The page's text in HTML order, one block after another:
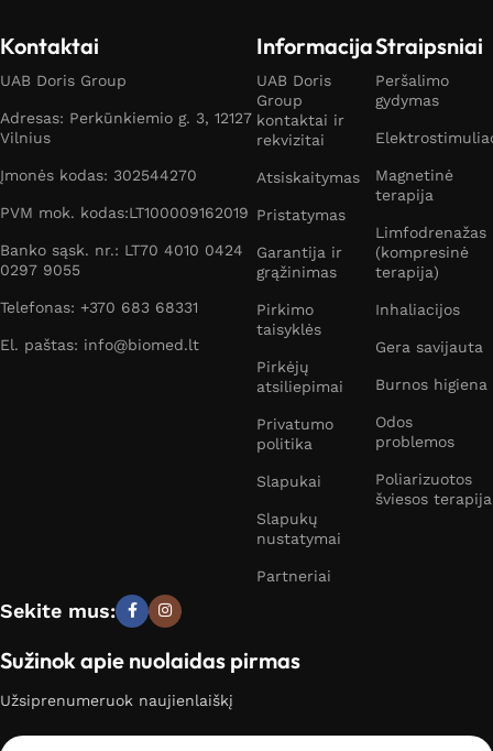
Kontaktai
UAB Doris Group
Adresas: Perkūnkiemio g. 3, 12127
Vilnius
Įmonės kodas: 302544270
PVM mok. kodas:LT100009162019
Banko sąsk. nr.: LT70 4010 0424
0297 9055
Telefonas: +370 683 68331
El. paštas: info@biomed.lt
Informacija
UAB Doris
Group
kontaktai ir
rekvizitai
Atsiskaitymas
Pristatymas
Garantija ir
grąžinimas
Pirkimo
taisyklės
Pirkėjų
atsiliepimai
Privatumo
politika
Slapukai
Slapukų
nustatymai
Partneriai
Straipsniai
Peršalimo
gydymas
Magnetinė
terapija
Limfodrenažas
(kompresinė
terapija)
Inhaliacijos
Gera savijauta
Burnos higiena
Odos
problemos
Poliarizuotos
šviesos terapija
Sekite mus:
Sužinok apie nuolaidas pirmas
Užsiprenumeruok naujienlaiškį